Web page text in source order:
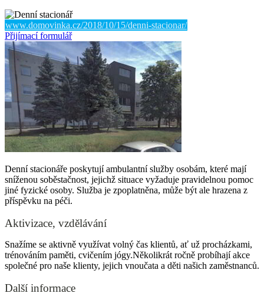
www.domovinka.cz/2018/10/15/denni-stacionar/
Přijímací formulář
Denní stacionáře poskytují ambulantní služby osobám, které mají
sníženou soběstačnost, jejichž situace vyžaduje pravidelnou pomoc
jiné fyzické osoby. Služba je zpoplatněna, může být ale hrazena z
příspěvku na péči.
Aktivizace, vzdělávání
Snažíme se aktivně využívat volný čas klientů, ať už procházkami,
trénováním paměti, cvičením jógy.Několikrát ročně probíhají akce
společné pro naše klienty, jejich vnoučata a děti našich zaměstnanců.
Další informace